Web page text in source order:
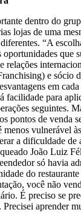
dentro do
lojas de uma
“A
oportunidades que
relações
e sócio
em
facilidade para
seguintes.
pontos de venda
vulnerável
a dificuldade de
João Luiz
só havia
do
você não
É preciso se
aprender